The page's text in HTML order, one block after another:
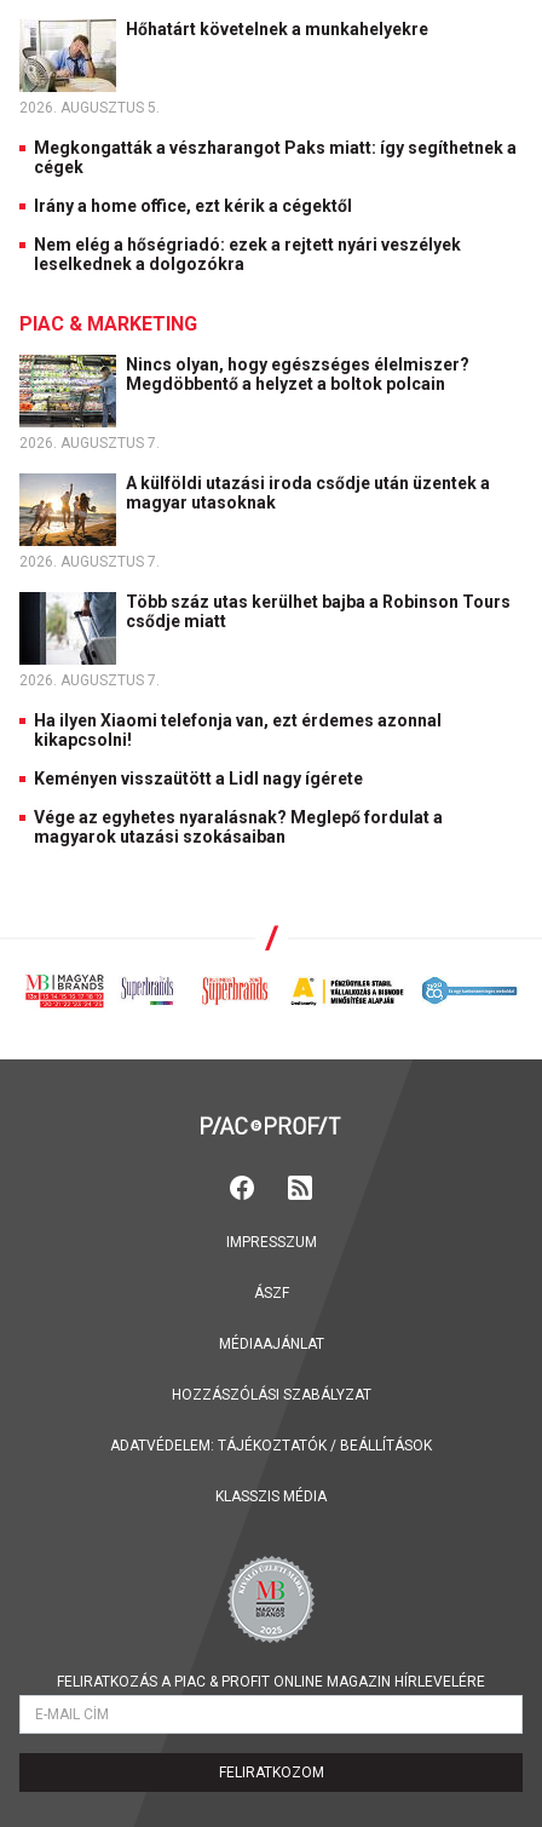
Hőhatárt követelnek a munkahelyekre
2026. AUGUSZTUS 5.
Megkongatták a vészharangot Paks miatt: így segíthetnek a
cégek
Irány a home office, ezt kérik a cégektől
Nem elég a hőségriadó: ezek a rejtett nyári veszélyek
leselkednek a dolgozókra
PIAC & MARKETING
Nincs olyan, hogy egészséges élelmiszer?
Megdöbbentő a helyzet a boltok polcain
2026. AUGUSZTUS 7.
A külföldi utazási iroda csődje után üzentek a
magyar utasoknak
2026. AUGUSZTUS 7.
Több száz utas kerülhet bajba a Robinson Tours
csődje miatt
2026. AUGUSZTUS 7.
Ha ilyen Xiaomi telefonja van, ezt érdemes azonnal
kikapcsolni!
Keményen visszaütött a Lidl nagy ígérete
Vége az egyhetes nyaralásnak? Meglepő fordulat a
magyarok utazási szokásaiban
IMPRESSZUM
ÁSZF
MÉDIAAJÁNLAT
HOZZÁSZÓLÁSI SZABÁLYZAT
ADATVÉDELEM: TÁJÉKOZTATÓK / BEÁLLÍTÁSOK
KLASSZIS MÉDIA
FELIRATKOZÁS A PIAC & PROFIT ONLINE MAGAZIN HÍRLEVELÉRE
FELIRATKOZOM